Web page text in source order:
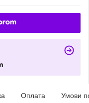
Оплата Умови